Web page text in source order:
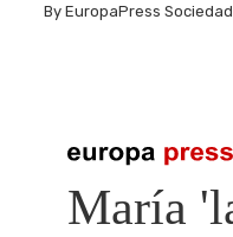
By EuropaPress Sociedad